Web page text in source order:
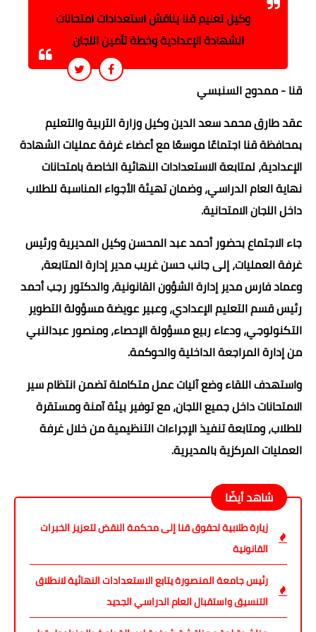
وكيل تعليم قنا يناقش استعدادات امتحانات
الشهادة الإعدادية وخطة تأمين اللجان
قنا - ممدوح السنبسي
عقد طارق محمد سعد الدين وكيل وزارة التربية والتعليم
بمحافظة قنا اجتماعًا موسعًا مع أعضاء غرفة عمليات الشهادة
الإعدادية، لمتابعة الاستعدادات النهائية الخاصة بامتحانات
نهاية العام الدراسي، وضمان تهيئة الأجواء المناسبة للطلاب
داخل اللجان الامتحانية.
جاء الاجتماع بحضور أحمد عبد المحسن وكيل المديرية ورئيس
غرفة العمليات، إلى جانب حسن غريب مدير إدارة المتابعة،
وعماد فارس مدير إدارة الشؤون القانونية، والدكتور رجب أحمد
رئيس قسم التعليم الإعدادي، وعبير عويضة مسؤولة التطوير
التكنولوجي، ودعاء ربيع مسؤولة الإحصاء، ومنصور عبدالنبي
من إدارة المراجعة الداخلية والحوكمة.
واستهدف اللقاء وضع آليات عمل متكاملة تضمن انتظام سير
الامتحانات داخل جميع اللجان، مع توفير بيئة آمنة ومستقرة
للطلاب، ومتابعة تنفيذ الإجراءات التنظيمية من خلال غرفة
العمليات المركزية بالمديرية.
شاهد أيضًا
زيارة طلابية لحقوق قنا إلى محكمة النقض لتعزيز الخبرات
القانونية
رئيس جامعة المنصورة يتابع الاستعدادات النهائية لانطلاق
التنسيق واستقبال العام الدراسي الجديد